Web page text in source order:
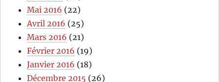
Mai 2016 (22)
Avril 2016 (25)
Mars 2016 (21)
Février 2016 (19)
Janvier 2016 (18)
Décembre 2015 (26)